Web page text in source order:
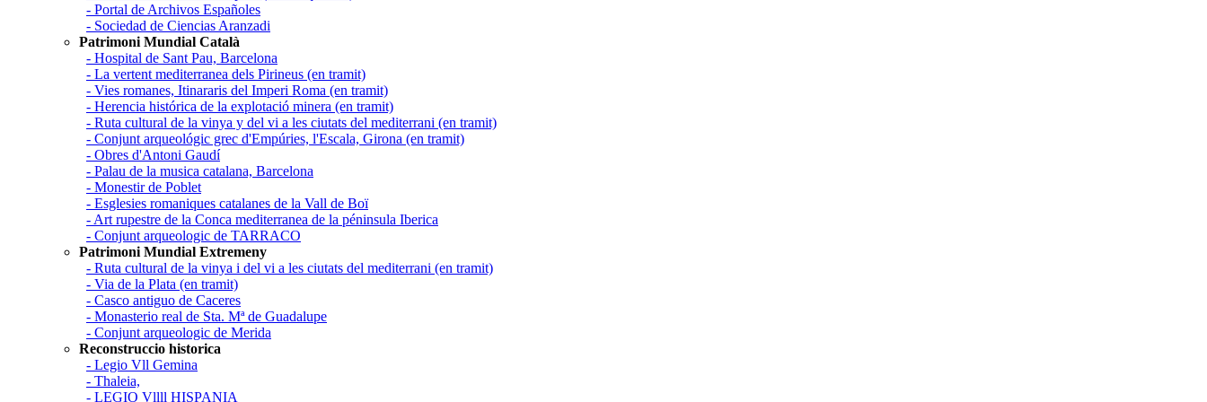
- Portal de Archivos Españoles
- Sociedad de Ciencias Aranzadi
Patrimoni Mundial Català
- Hospital de Sant Pau, Barcelona
- La vertent mediterranea dels Pirineus (en tramit)
- Vies romanes, Itinararis del Imperi Roma (en tramit)
- Herencia histórica de la explotació minera (en tramit)
- Ruta cultural de la vinya y del vi a les ciutats del mediterrani (en tramit)
- Conjunt arqueológic grec d'Empúries, l'Escala, Girona (en tramit)
- Obres d'Antoni Gaudí
- Palau de la musica catalana, Barcelona
- Monestir de Poblet
- Esglesies romaniques catalanes de la Vall de Boï
- Art rupestre de la Conca mediterranea de la péninsula Iberica
- Conjunt arqueologic de TARRACO
Patrimoni Mundial Extremeny
- Ruta cultural de la vinya i del vi a les ciutats del mediterrani (en tramit)
- Via de la Plata (en tramit)
- Casco antiguo de Caceres
- Monasterio real de Sta. Mª de Guadalupe
- Conjunt arqueologic de Merida
Reconstruccio historica
- Legio Vll Gemina
- Thaleia,
- LEGIO Vllll HISPANIA